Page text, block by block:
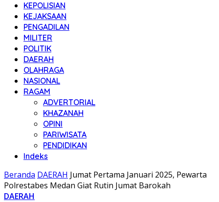
KEPOLISIAN
KEJAKSAAN
PENGADILAN
MILITER
POLITIK
DAERAH
OLAHRAGA
NASIONAL
RAGAM
ADVERTORIAL
KHAZANAH
OPINI
PARIWISATA
PENDIDIKAN
Indeks
Beranda DAERAH Jumat Pertama Januari 2025, Pewarta
Polrestabes Medan Giat Rutin Jumat Barokah
DAERAH